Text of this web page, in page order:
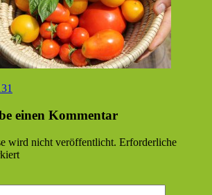
einen Kommentar
wird nicht veröffentlicht. Erforderliche